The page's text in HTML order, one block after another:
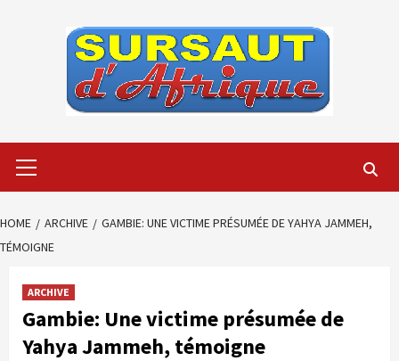
Menu
HOME ARCHIVE
GAMBIE: UNE VICTIME PRÉSUMÉE DE YAHYA JAMMEH,
TÉMOIGNE
ARCHIVE
Gambie: Une victime présumée de
Yahya Jammeh, témoigne